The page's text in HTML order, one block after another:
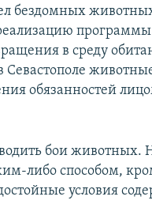
бездомных
программы
в среду
Севастополе
обязанностей
бои животных.
либо способом,
условия